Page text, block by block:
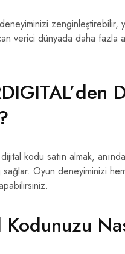
verici dünyada daha fazla
kodu satın almak,
sağlar. Oyun deneyiminizi